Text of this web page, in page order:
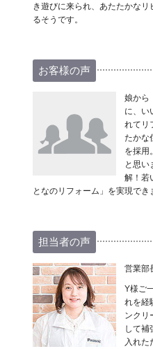
き遊びに来られ、あたたかな
るそうです。
お客様の声
娘から
に、い
れてリ
たかな
を採用
と思い
解！若
となのリフォーム」を実現でき
担当者の声
営業部
Y様ご
れを経
ンクリ
して補
入れた